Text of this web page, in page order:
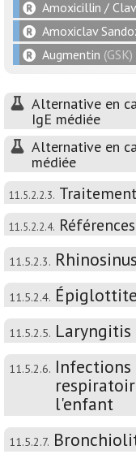
Amoxicillin /
Amoxiclav
Augmentin (GSK)
Alternative en
IgE médiée
Alternative en
médiée
11.5.2.2.3.
11.5.2.2.4. Références
11.5.2.3.
11.5.2.4.
11.5.2.5.
11.5.2.6. Infections
l'enfant
11.5.2.7.